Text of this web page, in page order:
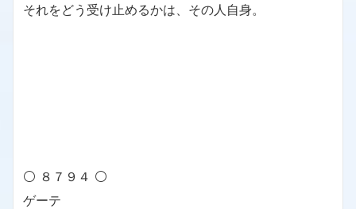
それをどう受け止めるかは、その人自身。
⚪ ８７９４ ⚪
ゲーテ